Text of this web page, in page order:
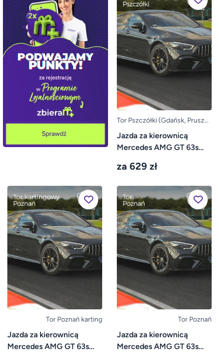
Tor Pszczółki (Gdańsk, Pruszcz
Gdański)
Jazda za kierownicą
Mercedes AMG GT 63s
za 629 zł
Tor Poznań karting
Jazda za kierownicą
Mercedes AMG GT 63s
Tor Poznań
Jazda za kierownicą
Mercedes AMG GT 63s